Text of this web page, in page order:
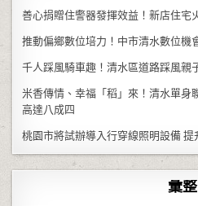
善心捐贈住警器發揮效益！新店住宅
推動偏鄉數位培力！中市清水數位機
千人踩風騎車趣！清水區道路踩風親
米香傳情、幸福「稻」來！清水單身
高達八成四
桃園市將試辦導入行穿線照明設備 提
彙整